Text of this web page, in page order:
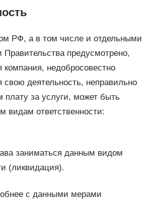
РФ, а в том числе и отдельными
Правительства предусмотрено,
недобросовестно
деятельность, неправильно
за услуги, может быть
видам ответственности:
заниматься данным видом
(ликвидация).
с данными мерами